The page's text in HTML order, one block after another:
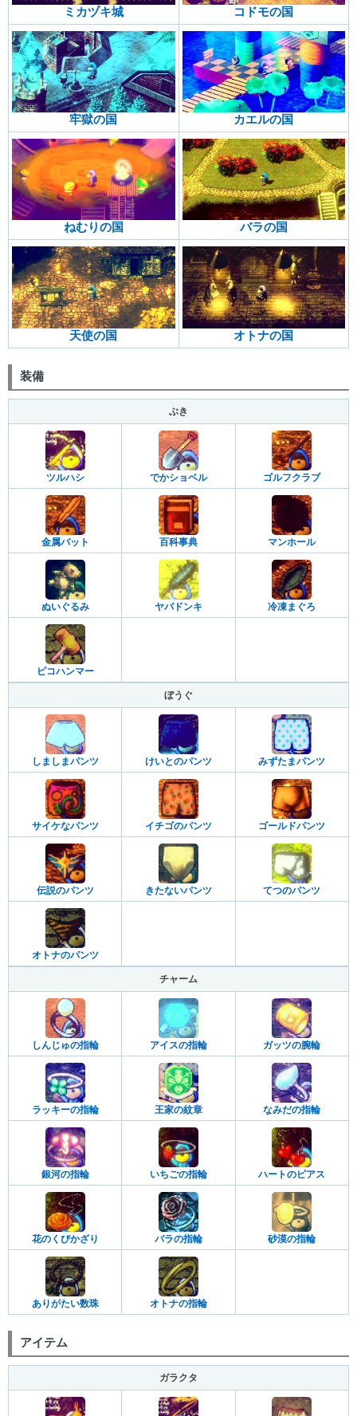
ミカヅキ城 コドモの国
牢獄の国 カエルの国
ねむりの国 バラの国
天使の国 オトナの国
装備
ぶき
ツルハシ でかショベル ゴルフクラブ
金属バット 百科事典 マンホール
ぬいぐるみ ヤバドンキ 冷凍まぐろ
ピコハンマー
ぼうぐ
しましまパンツ けいとのパンツ みずたまパンツ
サイケなパンツ イチゴのパンツ ゴールドパンツ
伝説のパンツ きたないパンツ てつのパンツ
オトナのパンツ
チャーム
しんじゅの指輪 アイスの指輪 ガッツの腕輪
ラッキーの指輪 王家の紋章 なみだの指輪
銀河の指輪 いちごの指輪 ハートのピアス
花のくびかざり バラの指輪 砂漠の指輪
ありがたい数珠 オトナの指輪
アイテム
ガラクタ